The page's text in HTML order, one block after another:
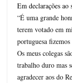
Em declarações
“É uma grande
terem votado em
portuguesa
Os meus colegas
trabalho duro mas
agradecer aos do